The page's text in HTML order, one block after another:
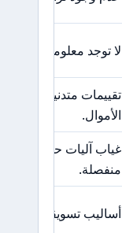
لا توجد معلومات عن
تقييمات متدنية
الأموال.
غياب آليات حماية
منفصلة.
أساليب تسويقية